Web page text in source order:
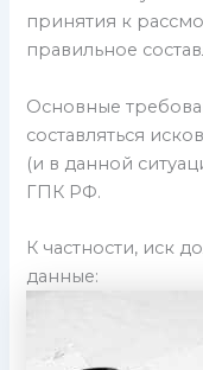
принятия к
правильное
Основные
составляться
(и в данной
ГПК РФ.
К частности, иск
данные: